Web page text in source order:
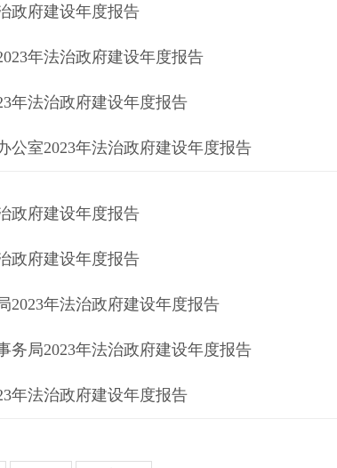
政府建设年度报告
年法治政府建设年度报告
年法治政府建设年度报告
公室2023年法治政府建设年度报告
政府建设年度报告
政府建设年度报告
2023年法治政府建设年度报告
务局2023年法治政府建设年度报告
年法治政府建设年度报告